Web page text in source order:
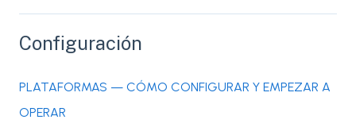
Configuración
PLATAFORMAS — CÓMO CONFIGURAR Y EMPEZAR A
OPERAR